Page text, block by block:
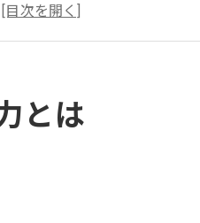
ーに向いている人の特徴を解説
りがいと魅力を実感する瞬間
カウンセリングの仕事の価値
て成長を感じる場面
とは